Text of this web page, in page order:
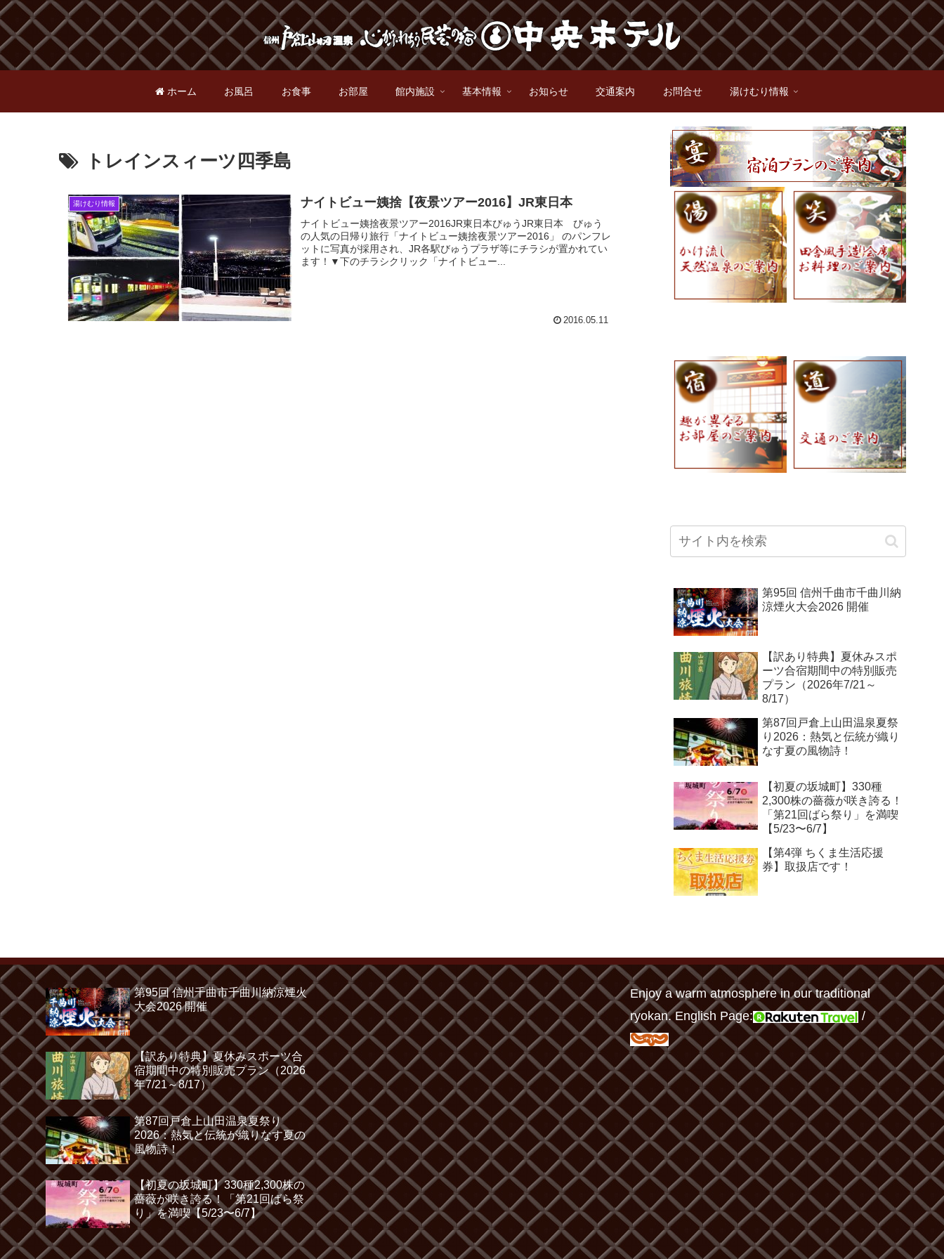
ホーム お風呂 お食事 お部屋 館内施設 基本情報 お知らせ 交通案内 お問合せ 湯けむり情報
トレインスィーツ四季島
湯けむり情報 ナイトビュー姨捨【夜景ツアー2016】JR東日本
ナイトビュー姨捨夜景ツアー2016JR東日本びゅうJR東日本 びゅう
の人気の日帰り旅行「ナイトビュー姨捨夜景ツアー2016」 のパンフレ
ットに写真が採用され、JR各駅びゅうプラザ等にチラシが置かれてい
ます！▼下のチラシクリック「ナイトビュー...
2016.05.11
第95回 信州千曲市千曲川納
涼煙火大会2026 開催
【訳あり特典】夏休みスポ
ーツ合宿期間中の特別販売
プラン（2026年7/21～
8/17）
第87回戸倉上山田温泉夏祭
り2026：熱気と伝統が織り
なす夏の風物詩！
【初夏の坂城町】330種
2,300株の薔薇が咲き誇る！
「第21回ばら祭り」を満喫
【5/23〜6/7】
【第4弾 ちくま生活応援
券】取扱店です！
第95回 信州千曲市千曲川納涼煙火
大会2026 開催
【訳あり特典】夏休みスポーツ合
宿期間中の特別販売プラン（2026
年7/21～8/17）
第87回戸倉上山田温泉夏祭り
2026：熱気と伝統が織りなす夏の
風物詩！
【初夏の坂城町】330種2,300株の
薔薇が咲き誇る！「第21回ばら祭
り」を満喫【5/23〜6/7】
Enjoy a warm atmosphere in our traditional
ryokan. English Page:
/